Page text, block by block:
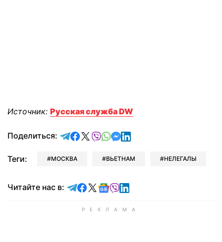
Источник: Русская служба DW
Поделиться: отправить в Telegram
поделиться в Facebook
поделиться в X
отправить в Viber
отправить в Whatsapp
отправить в Messenger
отправить в LinkedIn
Теги: МОСКВА ВЬЕТНАМ НЕЛЕГАЛЫ
Читайте нас в: Читайте в Telegram
Читайте в Facebook
Читайте в X
Читайте в Google news
Читайте в Viber
Читайте в LinkedIn